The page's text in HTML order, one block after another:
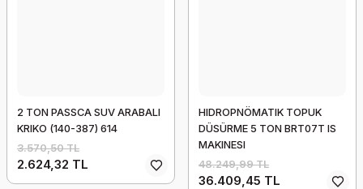
2 TON PASSCA SUV ARABALI
KRIKO (140-387) 614
3.570,50 TL
2.624,32 TL
HIDROPNÖMATIK TOPUK
DÜSÜRME 5 TON BRT07T IS
MAKINESI
48.249,99 TL
36.409,45 TL